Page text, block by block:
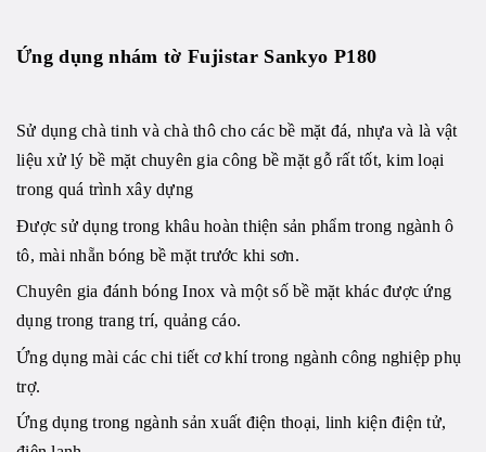
Ứng dụngnhám tờ Fujistar Sankyo P180
Sử dụng chà tinh và chà thô cho các bề mặt đá, nhựa và là vật
liệu xử lý bề mặt chuyên gia công bề mặt gỗ rất tốt, kim loại
trong quá trình xây dựng
Được sử dụng trong khâu hoàn thiện sản phẩm trong ngành ô
tô, mài nhẵn bóng bề mặt trước khi sơn.
Chuyên gia đánh bóng Inox và một số bề mặt khác được ứng
dụng trong trang trí, quảng cáo.
Ứng dụng mài các chi tiết cơ khí trong ngành công nghiệp phụ
trợ.
Ứng dụng trong ngành sản xuất điện thoại, linh kiện điện tử,